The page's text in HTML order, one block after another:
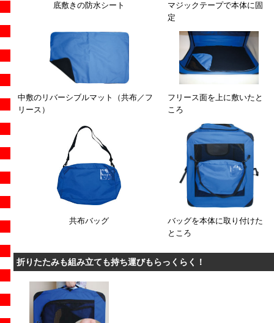
底敷きの防水シート
マジックテープで本体に固
定
中敷のリバーシブルマット（共布／フ
リース）
フリース面を上に敷いたと
ころ
共布バッグ
バッグを本体に取り付けた
ところ
折りたたみも組み立ても持ち運びもらっくらく！